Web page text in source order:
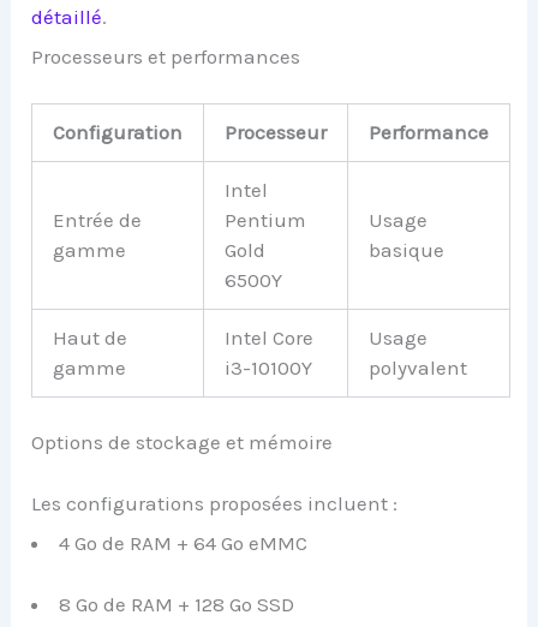
détaillé.
Processeurs et performances
Configuration Processeur Performance
Entrée de
gamme
Intel
Pentium
Gold
6500Y
Usage
basique
Haut de
gamme
Intel Core
i3-10100Y
Usage
polyvalent
Options de stockage et mémoire
Les configurations proposées incluent :
4 Go de RAM + 64 Go eMMC
8 Go de RAM + 128 Go SSD